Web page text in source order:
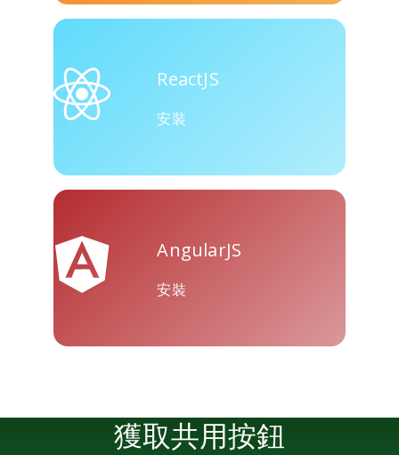
ReactJS
安裝
AngularJS
安裝
獲取共用按鈕